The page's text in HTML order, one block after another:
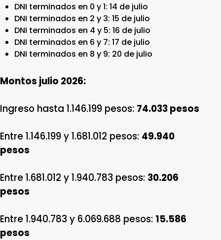
DNI terminados en 0 y 1: 14 de julio
DNI terminados en 2 y 3: 15 de julio
DNI terminados en 4 y 5: 16 de julio
DNI terminados en 6 y 7: 17 de julio
DNI terminados en 8 y 9: 20 de julio
Montos julio 2026:
Ingreso hasta 1.146.199 pesos: 74.033 pesos
Entre 1.146.199 y 1.681.012 pesos: 49.940
pesos
Entre 1.681.012 y 1.940.783 pesos: 30.206
pesos
Entre 1.940.783 y 6.069.688 pesos: 15.586
pesos